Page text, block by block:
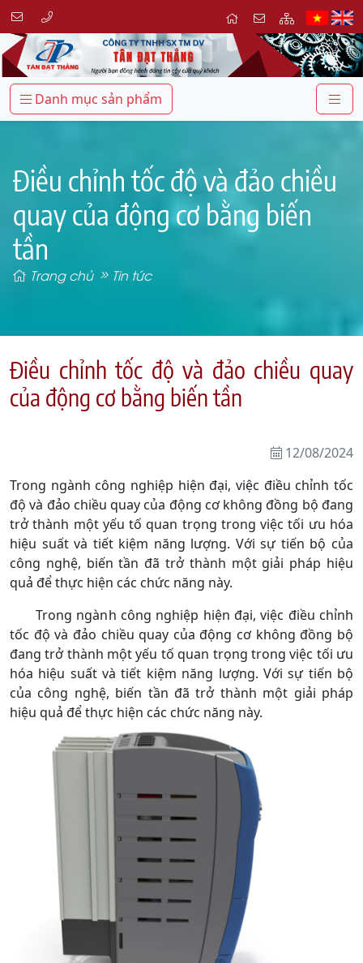
Danh mục sản phẩm
Điều chỉnh tốc độ và đảo chiều
quay của động cơ bằng biến
tần
Trang chủ Tin tức
Điều chỉnh tốc độ và đảo chiều quay
của động cơ bằng biến tần
12/08/2024
Trong ngành công nghiệp hiện đại, việc điều chỉnh tốc
độ và đảo chiều quay của động cơ không đồng bộ đang
trở thành một yếu tố quan trọng trong việc tối ưu hóa
hiệu suất và tiết kiệm năng lượng. Với sự tiến bộ của
công nghệ, biến tần đã trở thành một giải pháp hiệu
quả để thực hiện các chức năng này.
Trong ngành công nghiệp hiện đại, việc điều chỉnh
tốc độ và đảo chiều quay của động cơ không đồng bộ
đang trở thành một yếu tố quan trọng trong việc tối ưu
hóa hiệu suất và tiết kiệm năng lượng. Với sự tiến bộ
của công nghệ, biến tần đã trở thành một giải pháp
hiệu quả để thực hiện các chức năng này.